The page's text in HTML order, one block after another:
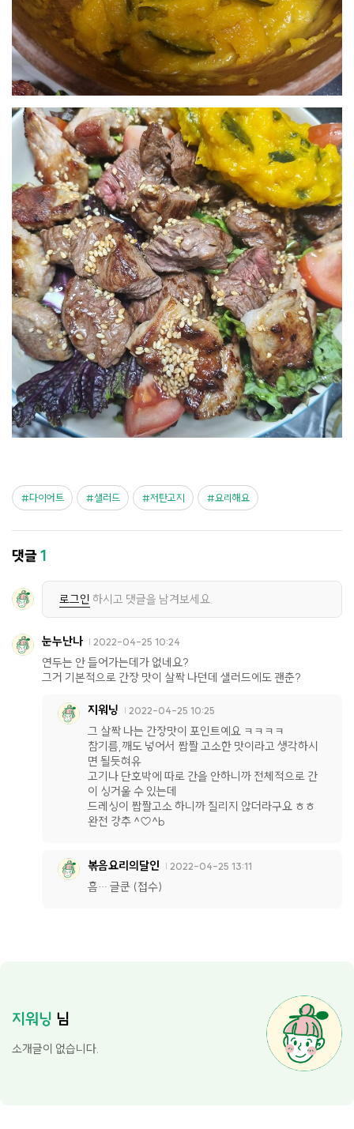
다이어트 샐러드 저탄고지 요리해요
댓글1
로그인 하시고 댓글을 남겨보세요.
눈누난나 2022-04-25 10:24
연두는 안 들어가는데가 없네요?
그거 기본적으로 간장 맛이 살짝 나던데 샐러드에도 괜춘?
지워닝 2022-04-25 10:25
그 살짝 나는 간장맛이 포인트예요 ㅋㅋㅋㅋ
참기름,깨도 넣어서 짭짤 고소한 맛이라고 생각하시
면 될듯혀유
고기나 단호박에 따로 간을 안하니까 전체적으로 간
이 싱거울 수 있는데
드레싱이 짭짤고소 하니까 질리지 않더라구요 ㅎㅎ
완전 강추 ^♡^b
볶음요리의달인 2022-04-25 13:11
흠… 글쿤 (접수)
지워닝 님
소개글이 없습니다.